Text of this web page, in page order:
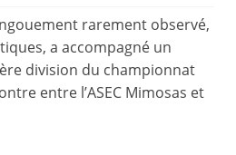
rarement observé,
a accompagné un
division du championnat
entre l’ASEC Mimosas et